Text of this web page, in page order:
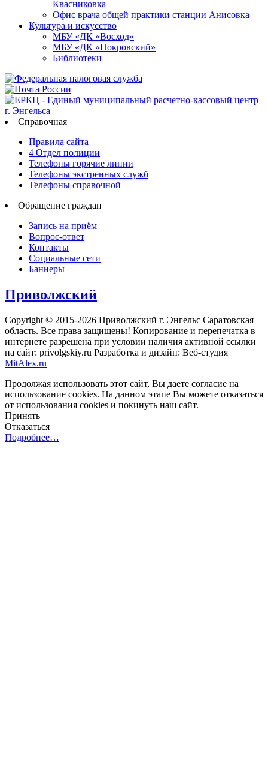
Квасниковка
Офис врача общей практики станции Анисовка
Культура и искусство
МБУ «ДК «Восход»
МБУ «ДК «Покровский»
Библиотеки
Справочная
Правила сайта
4 Отдел полиции
Телефоны горячие линии
Телефоны экстренных служб
Телефоны справочной
Обращение граждан
Запись на приём
Вопрос-ответ
Контакты
Социальные сети
Баннеры
Приволжский
Copyright © 2015-2026 Приволжский г. Энгельс Саратовская
область. Все права защищены! Копирование и перепечатка в
интернете разрешена при условии наличия активной ссылки
на сайт: privolgskiy.ru Разработка и дизайн: Веб-студия
MitAlex.ru
Продолжая использовать этот сайт, Вы даете согласие на
использование cookies. На данном этапе Вы можете отказаться
от использования cookies и покинуть наш сайт.
Принять
Отказаться
Подробнее…